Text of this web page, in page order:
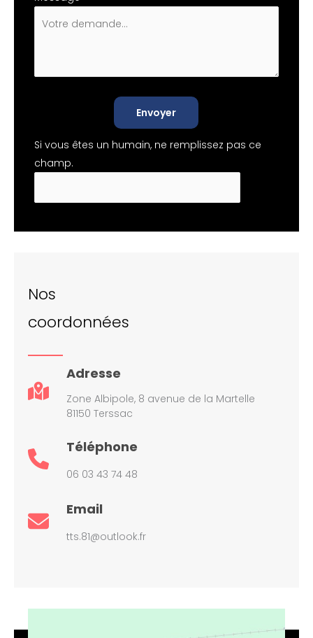
Envoyer
Si vous êtes un humain, ne remplissez pas ce
champ.
Nos
coordonnées
Adresse
Zone Albipole, 8 avenue de la Martelle
81150 Terssac
Téléphone
06 03 43 74 48
Email
tts.81@outlook.fr